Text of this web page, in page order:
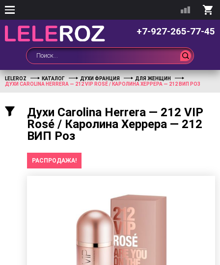
+7-927-265-77-45
LELEROZ КАТАЛОГ ДУХИ ФРАНЦИЯ
ДЛЯ ЖЕНЩИН
ДУХИ CAROLINA HERRERA — 212 VIP ROSÉ / КАРОЛИНА ХЕРРЕРА — 212 ВИП РОЗ
Духи Carolina Herrera — 212 VIP
Rosé / Каролина Херрера — 212
ВИП Роз
РАСПРОДАЖА!